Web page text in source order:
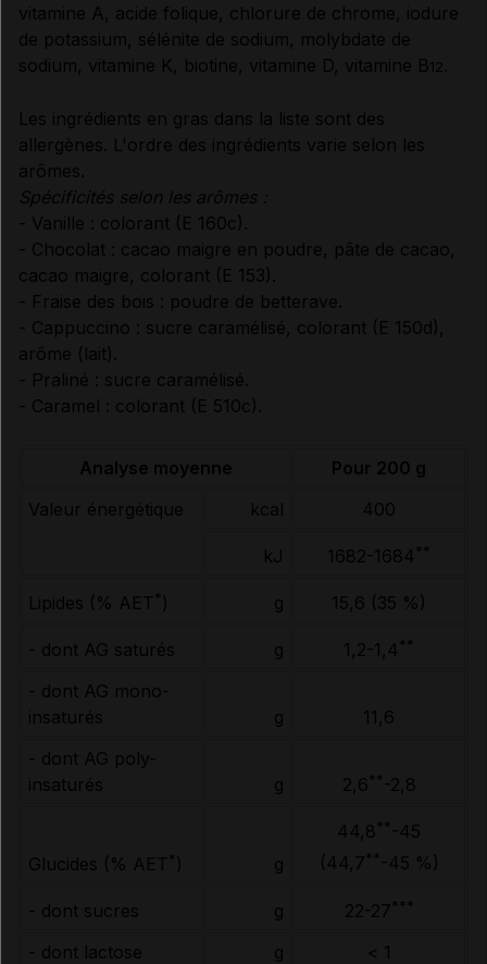
vitamine A, acide folique, chlorure de chrome, iodure
de potassium, sélénite de sodium, molybdate de
sodium, vitamine K, biotine, vitamine D, vitamine B 12
Les ingrédients en gras dans la liste sont des
allergènes. L'ordre des ingrédients varie selon les
arômes.
Spécificités selon les arômes :
- Vanille : colorant (E 160c).
- Chocolat : cacao maigre en poudre, pâte de cacao,
cacao maigre, colorant (E 153).
- Fraise des bois : poudre de betterave.
- Cappuccino : sucre caramélisé, colorant (E 150d),
arôme (lait).
- Praliné : sucre caramélisé.
- Caramel : colorant (E 510c).
Analyse moyenne
Pour 200 g
Valeur énergétique
kcal 400
kJ 1682-1684 **
Lipides (% AET * ) g 15,6 (35 %)
- dont AG saturés g 1,2-1,4 **
- dont AG mono-
insaturés
g
11,6
- dont AG poly-
insaturés
g 2,6 ** -2,8
Glucides (% AET * ) g
44,8 ** -45
(44,7 ** -45 %)
- dont sucres g 22-27 ***
- dont lactose g < 1